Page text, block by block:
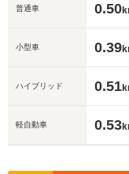
普通車 0.50
小型車 0.39
ハイブリッド 0.51
軽自動車 0.53